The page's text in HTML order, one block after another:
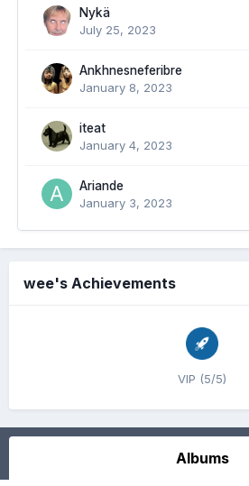
Nykä
July 25, 2023
Ankhnesneferibre
January 8, 2023
iteat
January 4, 2023
Ariande
January 3, 2023
wee's Achievements
VIP (5/5)
Albums